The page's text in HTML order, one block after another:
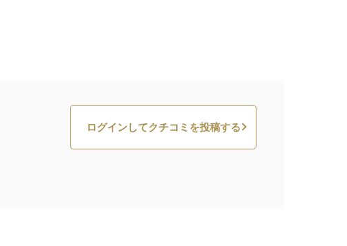
ログインしてクチコミを投稿する